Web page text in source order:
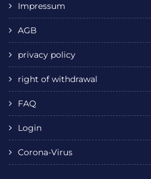
Impressum
AGB
privacy policy
right of withdrawal
FAQ
Login
Corona-Virus